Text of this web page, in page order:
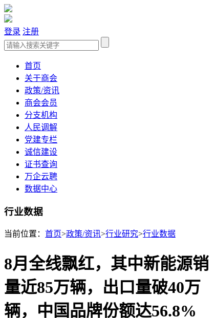
登录 注册
首页
关于商会
政策/资讯
商会会员
分支机构
人民调解
党建专栏
诚信建设
证书查询
万企云聘
数据中心
行业数据
当前位置： 首页>政策/资讯>行业研究>行业数据
8月全线飘红，其中新能源销
量近85万辆，出口量破40万
辆，中国品牌份额达56.8%